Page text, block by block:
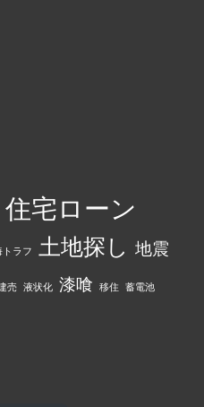
住宅ローン
トラフ 土地探し 地震
売 液状化 漆喰 移住 蓄電池